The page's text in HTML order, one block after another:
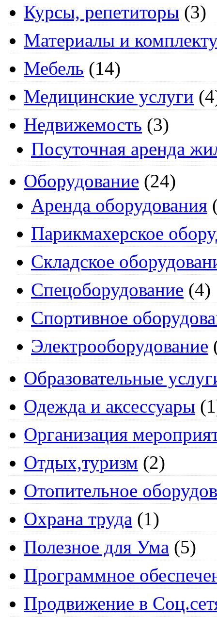
Курсы, репетиторы (3)
Материалы и
Мебель (14)
Медицинские услуги
Недвижемость (3)
Посуточная аренда
Оборудование (24)
Аренда оборудования
Парикмахерское
Складское
Спецоборудование (4)
Спортивное
Электрооборудование
Образовательные
Одежда и аксессуары
Организация
Отдых,туризм (2)
Отопительное
Охрана труда (1)
Полезное для Ума (5)
Программное
Продвижение в